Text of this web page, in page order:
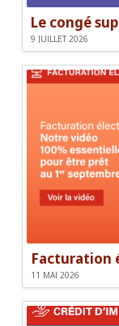
Le congé
9 JUILLET 2026
11 MAI 2026